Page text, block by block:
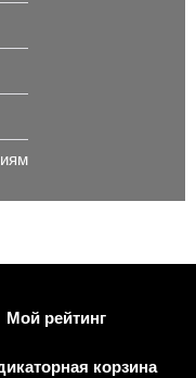
Мой рейтинг
корзина